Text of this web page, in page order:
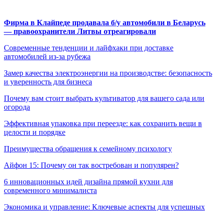
Фирма в Клайпеде продавала б/у автомобили в Беларусь
— правоохранители Литвы отреагировали
Современные тенденции и лайфхаки при доставке
автомобилей из-за рубежа
Замер качества электроэнергии на производстве: безопасность
и уверенность для бизнеса
Почему вам стоит выбрать культиватор для вашего сада или
огорода
Эффективная упаковка при переезде: как сохранить вещи в
целости и порядке
Преимущества обращения к семейному психологу
Айфон 15: Почему он так востребован и популярен?
6 инновационных идей дизайна прямой кухни для
современного минималиста
Экономика и управление: Ключевые аспекты для успешных